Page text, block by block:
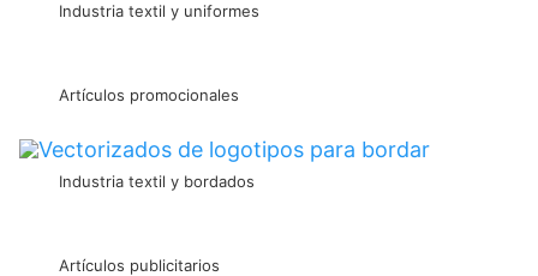
Industria textil y uniformes
Artículos promocionales
Industria textil y bordados
Artículos publicitarios